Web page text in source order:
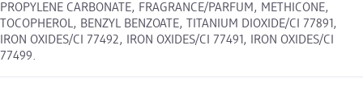
PROPYLENE CARBONATE, FRAGRANCE/PARFUM, METHICONE,
TOCOPHEROL, BENZYL BENZOATE, TITANIUM DIOXIDE/CI 77891,
IRON OXIDES/CI 77492, IRON OXIDES/CI 77491, IRON OXIDES/CI
77499.